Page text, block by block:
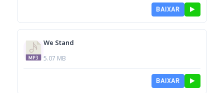
BAIXAR
We Stand
5.07 MB
BAIXAR